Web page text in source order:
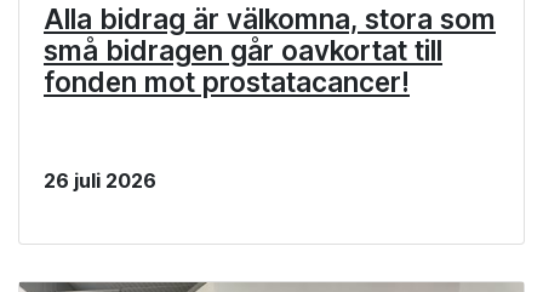
Alla bidrag är välkomna, stora som
små bidragen går oavkortat till
fonden mot prostatacancer!
26 juli 2026